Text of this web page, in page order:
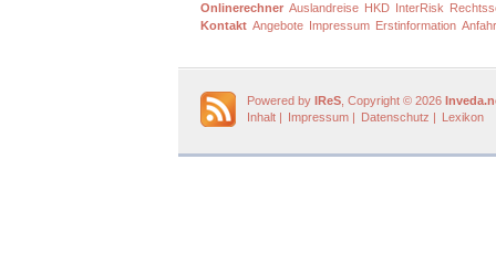
Onlinerechner Auslandreise HKD InterRisk
Kontakt Angebote Impressum Erstinformation
Powered by IReS , Copyright © 2026
Inhalt | Impressum | Datenschutz | Lexikon